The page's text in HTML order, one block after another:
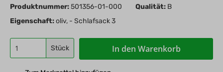
Produktnummer:501356-01-000 Qualität: B
Eigenschaft:oliv, - Schlafsack 3
Stück In den Warenkorb